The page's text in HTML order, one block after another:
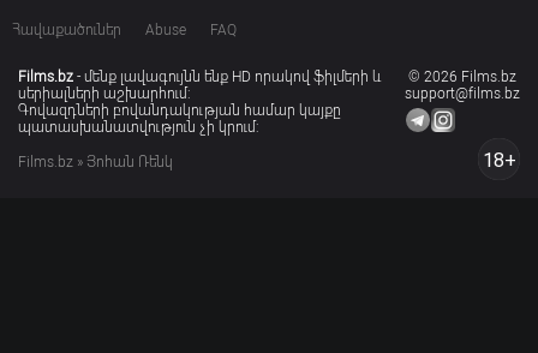
Հավաքածուներ Abuse FAQ
© 2026 Films.bz
support@films.bz
18+
Films.bz - մենք լավագույնն ենք HD որակով ֆիլմերի և
սերիալների աշխարհում:
Գովազդների բովանդակության համար կայքը
պատասխանատվություն չի կրում:
Films.bz » Յոհան Ռենկ